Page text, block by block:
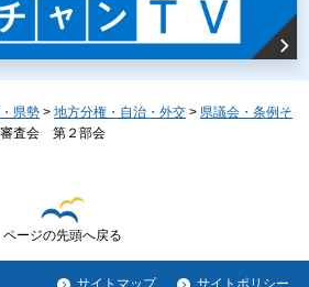
県勢 > 地方分権・自治・外交 > 県議会・条例そ
審査会 第２部会
ページの先頭へ戻る
サイトマップ サイトポリシー